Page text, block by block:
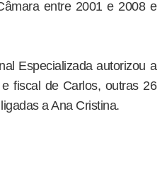
entre 2001 e 2008 e
Especializada autorizou a
fiscal de Carlos, outras 26
a Ana Cristina.